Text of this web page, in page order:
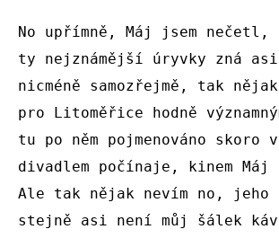
No upřímně, Máj jsem nečetl,
ty nejznámější úryvky zná asi
nicméně samozřejmě, tak
pro Litoměřice hodně
tu po něm pojmenováno skoro
divadlem počínaje, kinem Máj
Ale tak nějak nevím no, jeho
stejně asi není můj šálek